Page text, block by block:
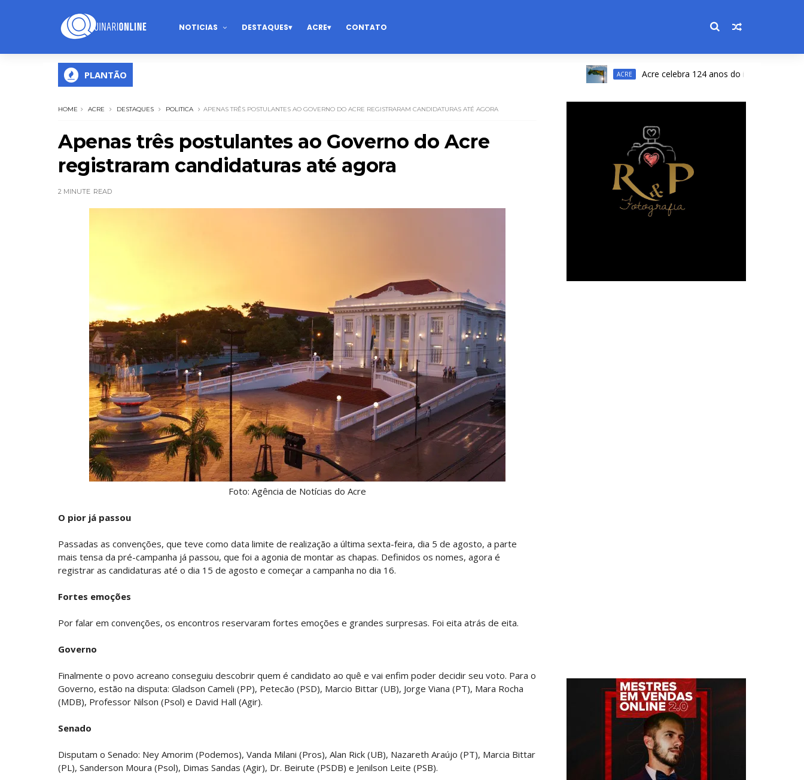
NOTICIAS DESTAQUES ACRE CONTATO
PLANTÃO ACRE Acre celebra 124 anos do início da Revolução
HOME ACRE DESTAQUES POLITICA APENAS TRÊS POSTULANTES AO GOVERNO DO ACRE REGISTRARAM CANDIDATURAS ATÉ AGORA
Apenas três postulantes ao Governo do Acre
registraram candidaturas até agora
2 MINUTE READ
Foto: Agência de Notícias do Acre
O pior já passou
Passadas as convenções, que teve como data limite de realização a última sexta-feira, dia 5 de agosto, a parte
mais tensa da pré-campanha já passou, que foi a agonia de montar as chapas. Definidos os nomes, agora é
registrar as candidaturas até o dia 15 de agosto e começar a campanha no dia 16.
Fortes emoções
Por falar em convenções, os encontros reservaram fortes emoções e grandes surpresas. Foi eita atrás de eita.
Governo
Finalmente o povo acreano conseguiu descobrir quem é candidato ao quê e vai enfim poder decidir seu voto. Para o
Governo, estão na disputa: Gladson Cameli (PP), Petecão (PSD), Marcio Bittar (UB), Jorge Viana (PT), Mara Rocha
(MDB), Professor Nilson (Psol) e David Hall (Agir).
Senado
Disputam o Senado: Ney Amorim (Podemos), Vanda Milani (Pros), Alan Rick (UB), Nazareth Araújo (PT), Marcia Bittar
(PL), Sanderson Moura (Psol), Dimas Sandas (Agir), Dr. Beirute (PSDB) e Jenilson Leite (PSB).